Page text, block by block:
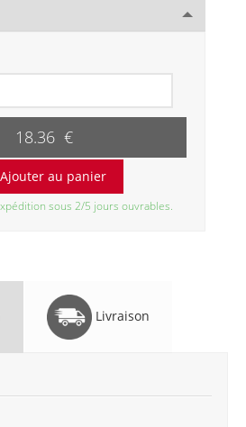
18.36 €
sous 2/5 jours ouvrables.
Livraison